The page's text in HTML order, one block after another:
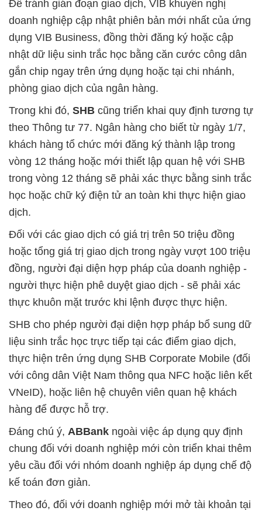
Để tránh gián đoạn giao dịch, VIB khuyến nghị
doanh nghiệp cập nhật phiên bản mới nhất của ứng
dụng VIB Business, đồng thời đăng ký hoặc cập
nhật dữ liệu sinh trắc học bằng căn cước công dân
gắn chip ngay trên ứng dụng hoặc tại chi nhánh,
phòng giao dịch của ngân hàng.
Trong khi đó, SHB cũng triển khai quy định tương tự
theo Thông tư 77. Ngân hàng cho biết từ ngày 1/7,
khách hàng tổ chức mới đăng ký thành lập trong
vòng 12 tháng hoặc mới thiết lập quan hệ với SHB
trong vòng 12 tháng sẽ phải xác thực bằng sinh trắc
học hoặc chữ ký điện tử an toàn khi thực hiện giao
dịch.
Đối với các giao dịch có giá trị trên 50 triệu đồng
hoặc tổng giá trị giao dịch trong ngày vượt 100 triệu
đồng, người đại diện hợp pháp của doanh nghiệp -
người thực hiện phê duyệt giao dịch - sẽ phải xác
thực khuôn mặt trước khi lệnh được thực hiện.
SHB cho phép người đại diện hợp pháp bổ sung dữ
liệu sinh trắc học trực tiếp tại các điểm giao dịch,
thực hiện trên ứng dụng SHB Corporate Mobile (đối
với công dân Việt Nam thông qua NFC hoặc liên kết
VNeID), hoặc liên hệ chuyên viên quan hệ khách
hàng để được hỗ trợ.
Đáng chú ý, ABBank ngoài việc áp dụng quy định
chung đối với doanh nghiệp mới còn triển khai thêm
yêu cầu đối với nhóm doanh nghiệp áp dụng chế độ
kế toán đơn giản.
Theo đó, đối với doanh nghiệp mới mở tài khoản tại